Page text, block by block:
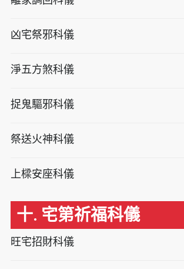
凶宅祭邪科儀
淨五方煞科儀
捉鬼驅邪科儀
祭送火神科儀
上樑安座科儀
十. 宅第祈福科儀
旺宅招財科儀